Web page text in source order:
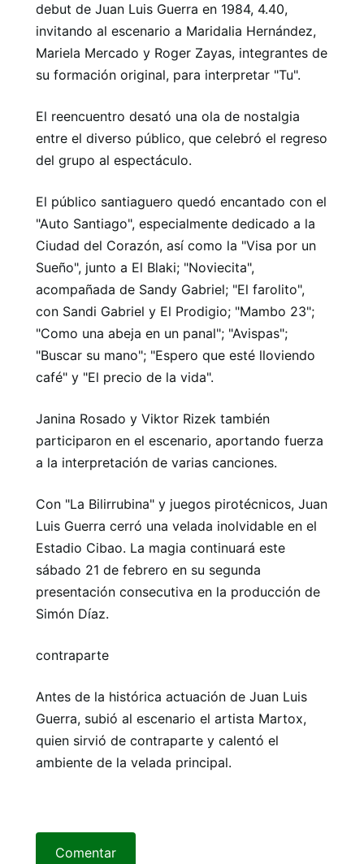
debut de Juan Luis Guerra en 1984, 4.40,
invitando al escenario a Maridalia Hernández,
Mariela Mercado y Roger Zayas, integrantes de
su formación original, para interpretar "Tu".
El reencuentro desató una ola de nostalgia
entre el diverso público, que celebró el regreso
del grupo al espectáculo.
El público santiaguero quedó encantado con el
"Auto Santiago", especialmente dedicado a la
Ciudad del Corazón, así como la "Visa por un
Sueño", junto a El Blaki; "Noviecita",
acompañada de Sandy Gabriel; "El farolito",
con Sandi Gabriel y El Prodigio; "Mambo 23";
"Como una abeja en un panal"; "Avispas";
"Buscar su mano"; "Espero que esté lloviendo
café" y "El precio de la vida".
Janina Rosado y Viktor Rizek también
participaron en el escenario, aportando fuerza
a la interpretación de varias canciones.
Con "La Bilirrubina" y juegos pirotécnicos, Juan
Luis Guerra cerró una velada inolvidable en el
Estadio Cibao. La magia continuará este
sábado 21 de febrero en su segunda
presentación consecutiva en la producción de
Simón Díaz.
contraparte
Antes de la histórica actuación de Juan Luis
Guerra, subió al escenario el artista Martox,
quien sirvió de contraparte y calentó el
ambiente de la velada principal.
Comentar